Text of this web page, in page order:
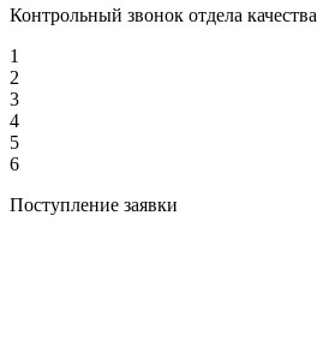
Контрольный звонок отдела качества
1
2
3
4
5
6
Поступление заявки